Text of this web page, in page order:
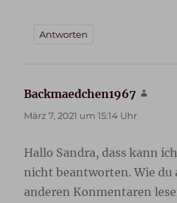
Antworten
Backmaedchen1967
März 7, 2021 um 15:14 Uhr
Hallo Sandra, dass kann
nicht beantworten. Wie du
anderen Konmentaren